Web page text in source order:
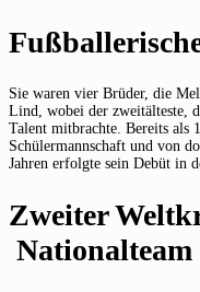
Sie waren vier Brüder, die
Lind, wobei der zweitälteste,
Talent mitbrachte. Bereits als
Schülermannschaft und von
Jahren erfolgte sein Debüt in
Zweiter
Nationalteam